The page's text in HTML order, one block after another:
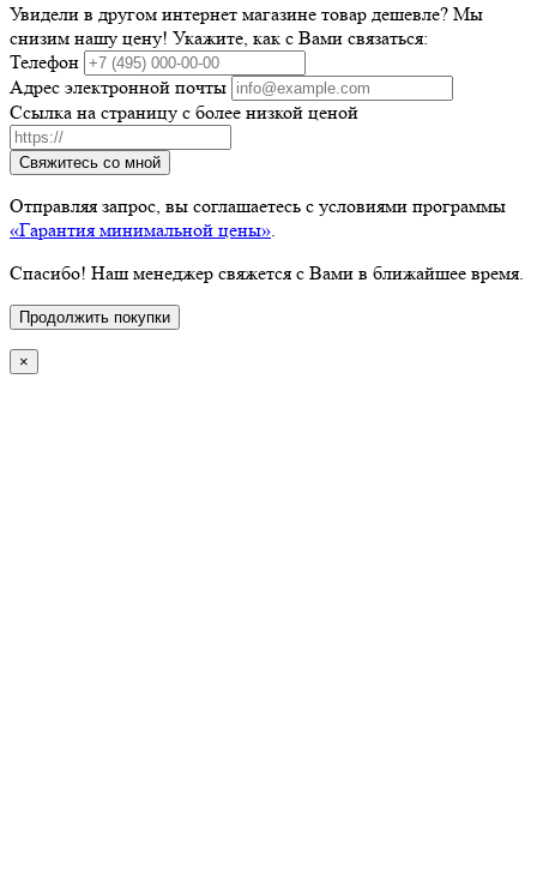
Увидели в другом интернет магазине товар дешевле? Мы
снизим нашу цену! Укажите, как с Вами связаться:
Телефон
Адрес электронной почты
Ссылка на страницу с более низкой ценой
Свяжитесь со мной
Отправляя запрос, вы соглашаетесь с условиями программы
«Гарантия минимальной цены»
Спасибо! Наш менеджер свяжется с Вами в ближайшее время.
Продолжить покупки
×